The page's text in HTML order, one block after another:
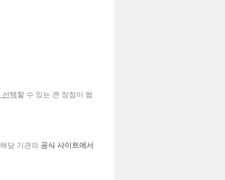
선택할 수 있는 큰 장점이 됩
당 기관의 공식 사이트에서